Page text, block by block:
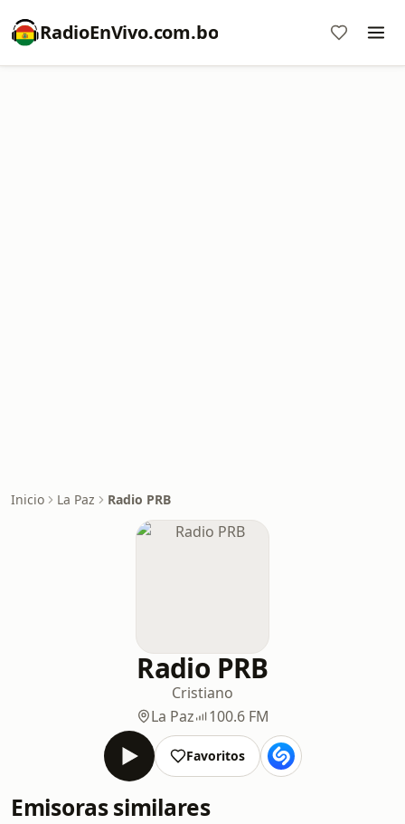
RadioEnVivo.com.bo
Inicio La Paz Radio PRB
Radio PRB
Cristiano
La Paz
100.6 FM
Favoritos
Emisoras similares